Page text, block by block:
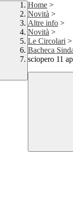
Home >
Novità >
Altre info >
Novità >
Le Circolari >
Bacheca
sciopero 11